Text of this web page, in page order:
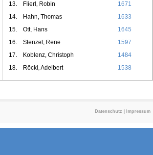
13.
Flierl, Robin
1671
14.
Hahn, Thomas
1633
15.
Ott, Hans
1645
16.
Stenzel, Rene
1597
17.
Koblenz, Christoph
1484
18.
Röckl, Adelbert 1538
Datenschutz Impressum